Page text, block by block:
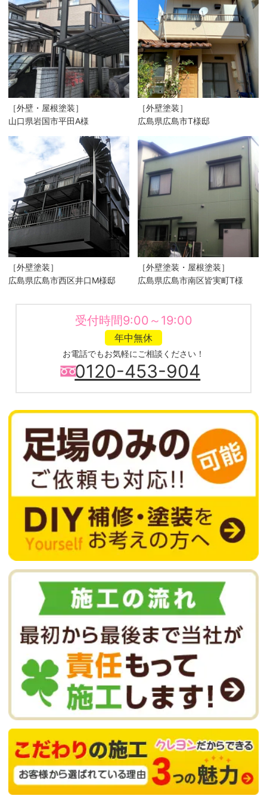
［外壁・屋根塗装］
山口県岩国市平田A様
［外壁塗装］
広島県広島市T様邸
［外壁塗装］
広島県広島市西区井口M様邸
［外壁塗装・屋根塗装］
広島県広島市南区皆実町T様
受付時間9:00～19:00
年中無休
お電話でもお気軽にご相談ください！
0120-453-904